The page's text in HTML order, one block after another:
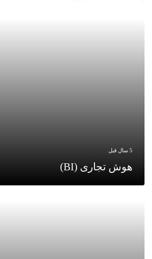
5 سال قبل
هوش تجاری (BI)